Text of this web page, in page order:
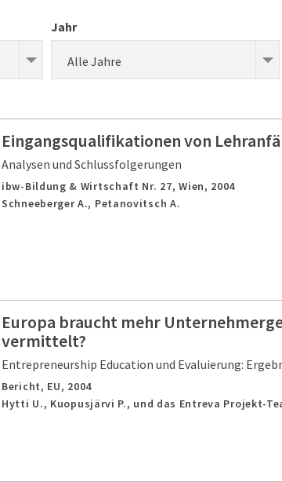
Jahr
Alle Jahre
Eingangsqualifikationen von
Analysen und Schlussfolgerungen
ibw-Bildung & Wirtschaft Nr. 27,Wien, 2004
Schneeberger A., Petanovitsch A.
Europa braucht mehr
vermittelt?
Entrepreneurship Education und Evaluierung:
Bericht, EU, 2004
Hytti U., Kuopusjärvi P., und das Entreva Projekt-